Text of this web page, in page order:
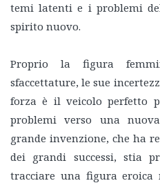
temi latenti e i problemi
spirito nuovo.
Proprio la figura
sfaccettature, le sue
forza è il veicolo perfetto
problemi verso una
grande invenzione, che ha
dei grandi successi, stia
tracciare una figura